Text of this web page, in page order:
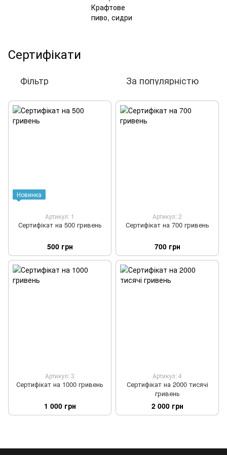
Сертифікати
Фільтр За популярністю
Новинка
Артикул: 1
Сертифікат на 500 гривень
500 грн
Артикул: 2
Сертифікат на 700 гривень
700 грн
Артикул: 3
Сертифікат на 1000 гривень
1 000 грн
Артикул: 4
Сертифікат на 2000 тисячі
гривень
2 000 грн